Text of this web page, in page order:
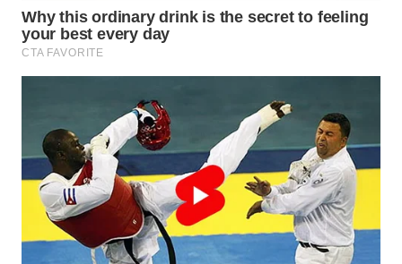
WAHANA
TRAVEL
WAHANANEWS
ID
WAHANANEWS
CO ID